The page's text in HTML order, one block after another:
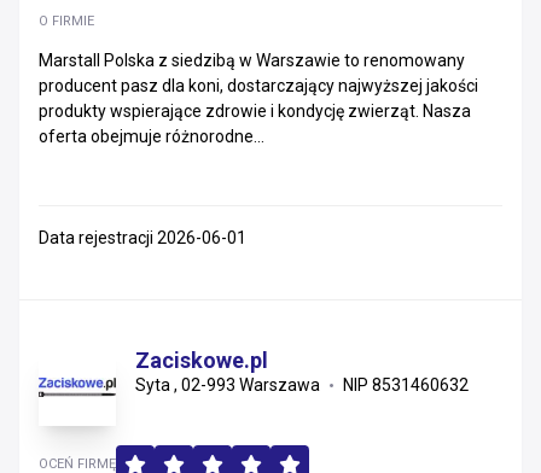
O FIRMIE
Marstall Polska z siedzibą w Warszawie to renomowany
producent pasz dla koni, dostarczający najwyższej jakości
produkty wspierające zdrowie i kondycję zwierząt. Nasza
oferta obejmuje różnorodne...
Data rejestracji 2026-06-01
Zaciskowe.pl
Syta , 02-993 Warszawa NIP 8531460632
OCEŃ FIRMĘ